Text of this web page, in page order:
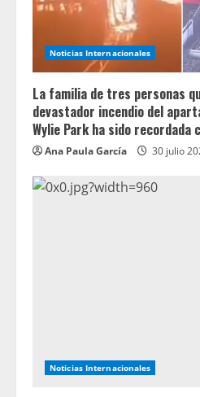
Noticias Internacionales
La familia de tres personas
devastador incendio del
Wylie Park ha sido recordada
Ana Paula García 30 julio
Noticias Internacionales